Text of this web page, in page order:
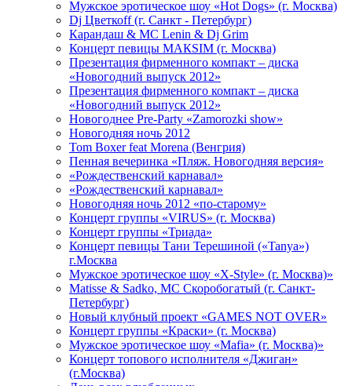
Мужское эротическое шоу «Hot Dogs» (г. Москва)
Dj Цветкоff (г. Санкт - Петербург)
Карандаш & МС Lenin & Dj Grim
Концерт певицы МАКSIМ (г. Москва)
Презентация фирменного компакт – диска
«Новогодний выпуск 2012»
Презентация фирменного компакт – диска
«Новогодний выпуск 2012»
Новогоднее Pre-Party «Zamorozki show»
Новогодняя ночь 2012
Tom Boxer feat Morena (Венгрия)
Пенная вечеринка «Пляж. Новогодняя версия»
«Рождественский карнавал»
«Рождественский карнавал»
Новогодняя ночь 2012 «по-старому»
Концерт группы «VIRUS» (г. Москва)
Концерт группы «Триада»
Концерт певицы Тани Терешиной («Tanya»)
г.Москва
Мужское эротическое шоу «X-Style» (г. Москва)»
Matissе & Sadko, MC Скоробогатый (г. Санкт-
Петербург)
Новый клубный проект «GAMES NOT OVER»
Концерт группы «Краски» (г. Москва)
Мужское эротическое шоу «Mafia» (г. Москва)»
Концерт топового исполнителя «Джиган»
(г.Москва)